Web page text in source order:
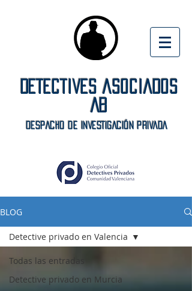
DETECTIVES ASOCIADOS
AB
DeSPACHO DE INVESTIGACIÓN PRIVADA
BLOG
Todas las entradas
Detective privado en Murcia
Detective privado en Valencia